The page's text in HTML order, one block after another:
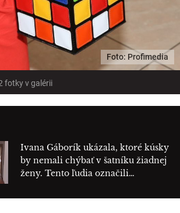
fotky v galérii
Foto: Profimedia
Ivana Gáborík ukázala, ktoré kúsky
by nemali chýbať v šatníku žiadnej
ženy. Tento ľudia označili…